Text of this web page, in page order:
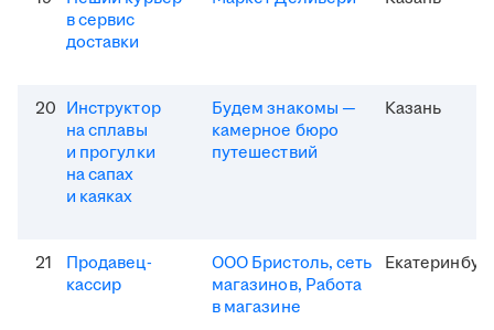
в сервис
доставки
20 Инструктор
на сплавы
и прогулки
на сапах
и каяках
Будем знакомы —
камерное бюро
путешествий
Казань
21
Продавец-
кассир
ООО Бристоль, сеть
магазинов, Работа
в магазине